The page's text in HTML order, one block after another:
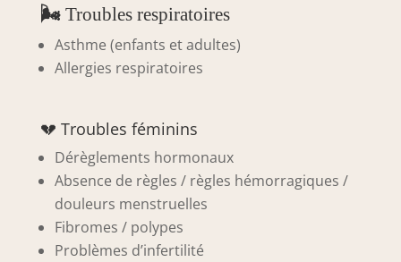
🌬 Troubles respiratoires
Asthme (enfants et adultes)
Allergies respiratoires
💔 Troubles féminins
Dérèglements hormonaux
Absence de règles / règles hémorragiques /
douleurs menstruelles
Fibromes / polypes
Problèmes d’infertilité